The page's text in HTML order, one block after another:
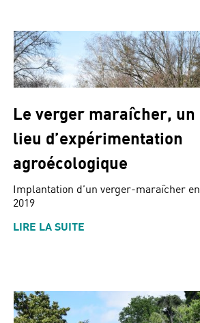
Le verger maraîcher, un
lieu d’expérimentation
agroécologique
Implantation d’un verger-maraîcher en
2019
LIRE LA SUITE